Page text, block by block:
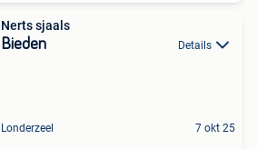
Nerts sjaals
Bieden Details
Londerzeel 7 okt 25